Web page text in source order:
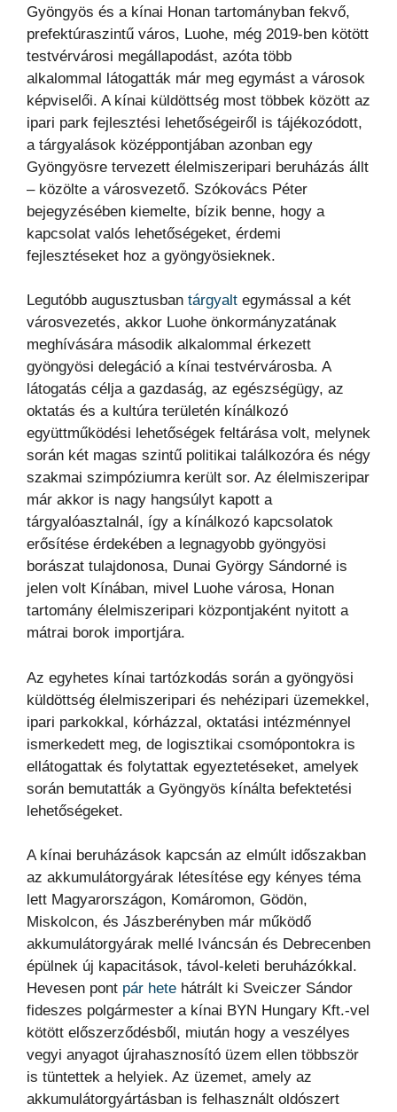
Gyöngyös és a kínai Honan tartományban fekvő,
prefektúraszintű város, Luohe, még 2019-ben kötött
testvérvárosi megállapodást, azóta több
alkalommal látogatták már meg egymást a városok
képviselői. A kínai küldöttség most többek között az
ipari park fejlesztési lehetőségeiről is tájékozódott,
a tárgyalások középpontjában azonban egy
Gyöngyösre tervezett élelmiszeripari beruházás állt
– közölte a városvezető. Szókovács Péter
bejegyzésében kiemelte, bízik benne, hogy a
kapcsolat valós lehetőségeket, érdemi
fejlesztéseket hoz a gyöngyösieknek.
Legutóbb augusztusban tárgyalt egymással a két
városvezetés, akkor Luohe önkormányzatának
meghívására második alkalommal érkezett
gyöngyösi delegáció a kínai testvérvárosba. A
látogatás célja a gazdaság, az egészségügy, az
oktatás és a kultúra területén kínálkozó
együttműködési lehetőségek feltárása volt, melynek
során két magas szintű politikai találkozóra és négy
szakmai szimpóziumra került sor. Az élelmiszeripar
már akkor is nagy hangsúlyt kapott a
tárgyalóasztalnál, így a kínálkozó kapcsolatok
erősítése érdekében a legnagyobb gyöngyösi
borászat tulajdonosa, Dunai György Sándorné is
jelen volt Kínában, mivel Luohe városa, Honan
tartomány élelmiszeripari központjaként nyitott a
mátrai borok importjára.
Az egyhetes kínai tartózkodás során a gyöngyösi
küldöttség élelmiszeripari és nehézipari üzemekkel,
ipari parkokkal, kórházzal, oktatási intézménnyel
ismerkedett meg, de logisztikai csomópontokra is
ellátogattak és folytattak egyeztetéseket, amelyek
során bemutatták a Gyöngyös kínálta befektetési
lehetőségeket.
A kínai beruházások kapcsán az elmúlt időszakban
az akkumulátorgyárak létesítése egy kényes téma
lett Magyarországon, Komáromon, Gödön,
Miskolcon, és Jászberényben már működő
akkumulátorgyárak mellé Iváncsán és Debrecenben
épülnek új kapacitások, távol-keleti beruházókkal.
Hevesen pont pár hete hátrált ki Sveiczer Sándor
fideszes polgármester a kínai BYN Hungary Kft.-vel
kötött előszerződésből, miután hogy a veszélyes
vegyi anyagot újrahasznosító üzem ellen többször
is tüntettek a helyiek. Az üzemet, amely az
akkumulátorgyártásban is felhasznált oldószert